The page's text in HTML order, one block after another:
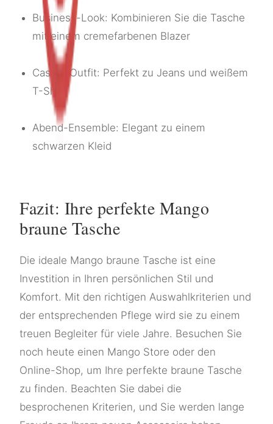
Business-Look: Kombinieren Sie die Tasche
mit einem cremefarbenen Blazer
Casual-Outfit: Perfekt zu Jeans und weißem
T-Shirt
Abend-Ensemble: Elegant zu einem
schwarzen Kleid
Fazit: Ihre perfekte Mango
braune Tasche
Die ideale Mango braune Tasche ist eine
Investition in Ihren persönlichen Stil und
Komfort. Mit den richtigen Auswahlkriterien und
der entsprechenden Pflege wird sie zu einem
treuen Begleiter für viele Jahre. Besuchen Sie
noch heute einen Mango Store oder den
Online-Shop, um Ihre perfekte braune Tasche
zu finden. Beachten Sie dabei die
besprochenen Kriterien, und Sie werden lange